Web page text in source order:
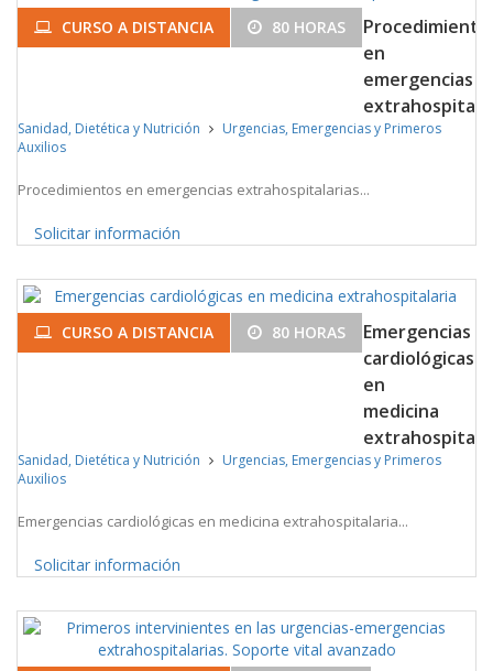
CURSO A DISTANCIA 80 HORAS
en
emergencias
Sanidad, Dietética y Nutrición
Urgencias, Emergencias y Primeros
Auxilios
Procedimientos en emergencias extrahospitalarias...
Solicitar información
CURSO A DISTANCIA 80 HORAS
Emergencias
cardiológicas
en
medicina
Sanidad, Dietética y Nutrición
Urgencias, Emergencias y Primeros
Auxilios
Emergencias cardiológicas en medicina extrahospitalaria...
Solicitar información